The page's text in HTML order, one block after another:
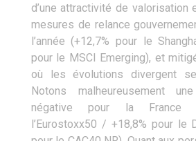
d’une attractivité de valorisation
mesures de relance
l’année (+12,7% pour le
pour le MSCI Emerging), et
où les évolutions divergent
Notons malheureusement
négative pour la France
l’Eurostoxx50 / +18,8% pour le